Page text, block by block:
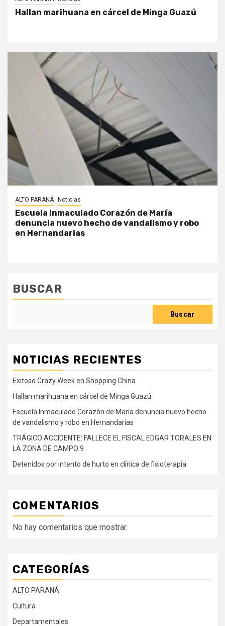
Hallan marihuana en cárcel de Minga Guazú
ALTO PARANÁ Noticias
Escuela Inmaculado Corazón de María
denuncia nuevo hecho de vandalismo y robo
en Hernandarias
BUSCAR
Buscar
NOTICIAS RECIENTES
Exitoso Crazy Week en Shopping China
Hallan marihuana en cárcel de Minga Guazú
Escuela Inmaculado Corazón de María denuncia nuevo hecho
de vandalismo y robo en Hernandarias
TRÁGICO ACCIDENTE: FALLECE EL FISCAL EDGAR TORALES EN
LA ZONA DE CAMPO 9
Detenidos por intento de hurto en clínica de fisioterapia
COMENTARIOS
No hay comentarios que mostrar.
CATEGORÍAS
ALTO PARANÁ
Cultura
Departamentales